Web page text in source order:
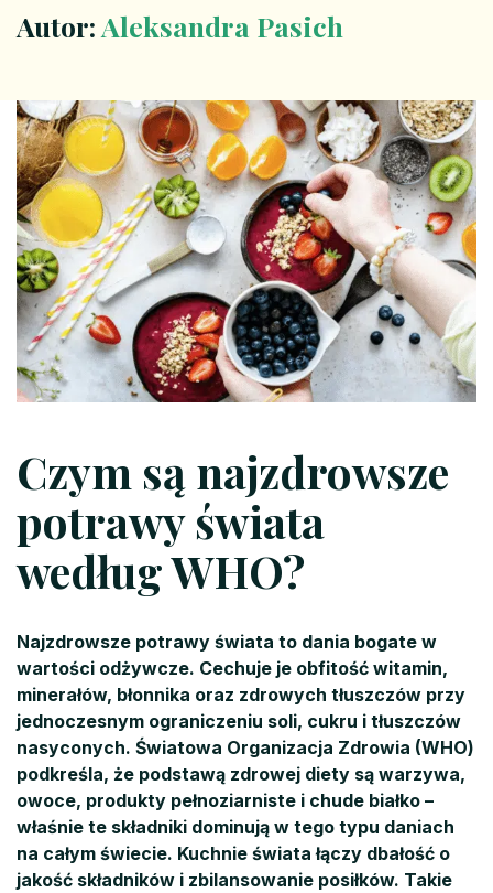
Autor: Aleksandra Pasich
Czym są najzdrowsze
potrawy świata
według WHO?
Najzdrowsze potrawy świata to dania bogate w
wartości odżywcze. Cechuje je obfitość witamin,
minerałów, błonnika oraz zdrowych tłuszczów przy
jednoczesnym ograniczeniu soli, cukru i tłuszczów
nasyconych. Światowa Organizacja Zdrowia (WHO)
podkreśla, że podstawą zdrowej diety są warzywa,
owoce, produkty pełnoziarniste i chude białko –
właśnie te składniki dominują w tego typu daniach
na całym świecie. Kuchnie świata łączy dbałość o
jakość składników i zbilansowanie posiłków. Takie